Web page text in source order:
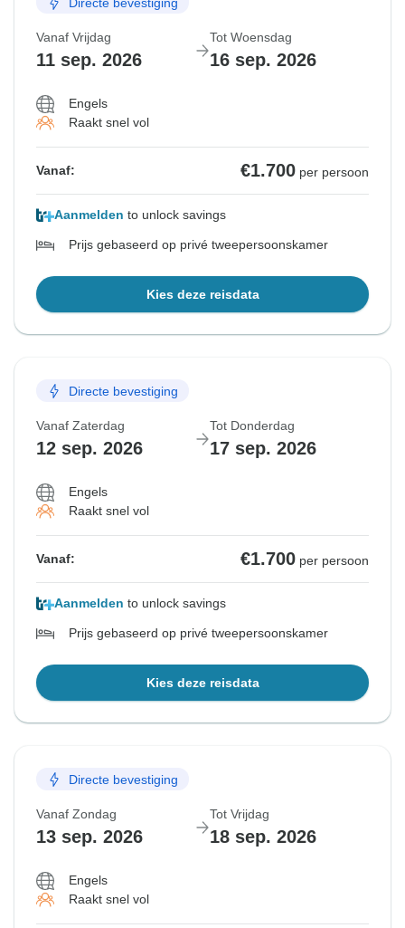
Vanaf Vrijdag
11 sep. 2026
Tot Woensdag
16 sep. 2026
Engels
Raakt snel vol
Vanaf: €1.700 per persoon
Aanmelden to unlock savings
Prijs gebaseerd op privé tweepersoonskamer
Kies deze reisdata
Directe bevestiging
Vanaf Zaterdag
12 sep. 2026
Tot Donderdag
17 sep. 2026
Engels
Raakt snel vol
Vanaf: €1.700 per persoon
Aanmelden to unlock savings
Prijs gebaseerd op privé tweepersoonskamer
Kies deze reisdata
Directe bevestiging
Vanaf Zondag
13 sep. 2026
Tot Vrijdag
18 sep. 2026
Engels
Raakt snel vol